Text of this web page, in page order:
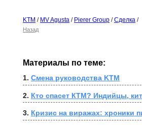
KTM / MV Agusta / Pierer Group /Сделка /
Назад
Материалы по теме:
1. Смена руководства KTM
2. Кто спасет КТМ? Индийцы,
3. Кризис на виражах: хроники